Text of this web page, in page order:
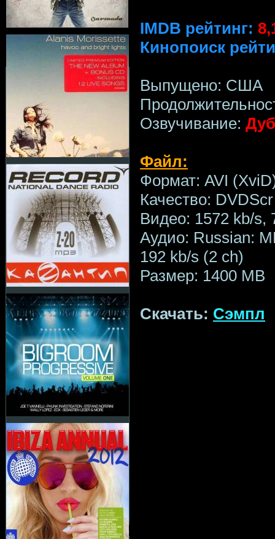
IMDB рейтинг:
Кинопоиск
Выпущено: США
Озвучивание:
Файл:
Формат: AVI
Качество: DVDScr
Видео: 1572 kb/s,
Аудио: Russian:
192 kb/s (2 ch)
Размер: 1400 MB
Скачать: Сэмпл